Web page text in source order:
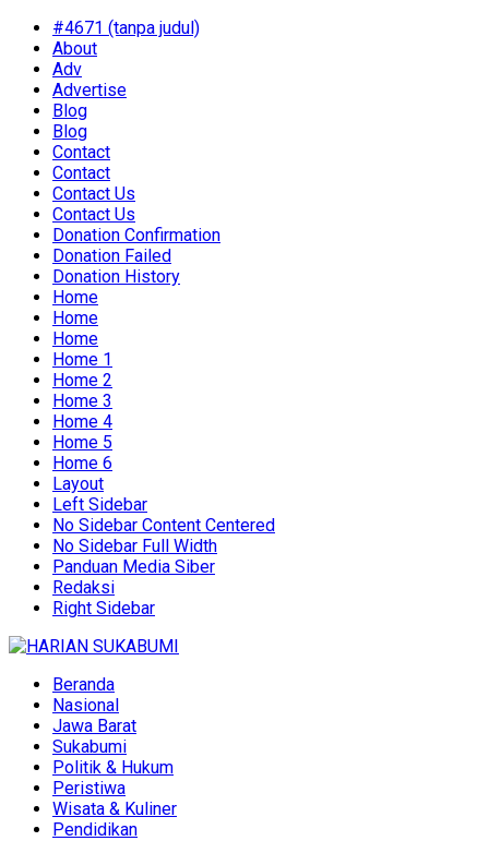
#4671 (tanpa judul)
About
Adv
Advertise
Blog
Blog
Contact
Contact
Contact Us
Contact Us
Donation Confirmation
Donation Failed
Donation History
Home
Home
Home
Home 1
Home 2
Home 3
Home 4
Home 5
Home 6
Layout
Left Sidebar
No Sidebar Content Centered
No Sidebar Full Width
Panduan Media Siber
Redaksi
Right Sidebar
Beranda
Nasional
Jawa Barat
Sukabumi
Politik & Hukum
Peristiwa
Wisata & Kuliner
Pendidikan